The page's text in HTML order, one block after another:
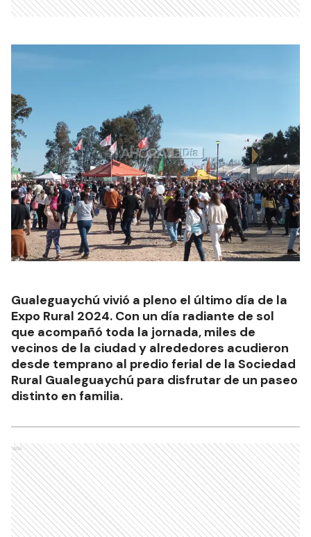
Gualeguaychú vivió a pleno el último día de la
Expo Rural 2024. Con un día radiante de sol
que acompañó toda la jornada, miles de
vecinos de la ciudad y alrededores acudieron
desde temprano al predio ferial de la Sociedad
Rural Gualeguaychú para disfrutar de un paseo
distinto en familia.
Ads